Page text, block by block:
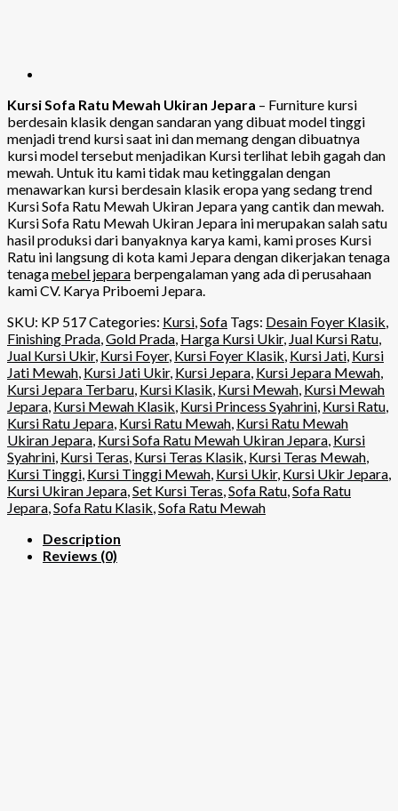
Kursi Sofa Ratu Mewah Ukiran Jepara – Furniture kursi
berdesain klasik dengan sandaran yang dibuat model tinggi
menjadi trend kursi saat ini dan memang dengan dibuatnya
kursi model tersebut menjadikan Kursi terlihat lebih gagah dan
mewah. Untuk itu kami tidak mau ketinggalan dengan
menawarkan kursi berdesain klasik eropa yang sedang trend
Kursi Sofa Ratu Mewah Ukiran Jepara yang cantik dan mewah.
Kursi Sofa Ratu Mewah Ukiran Jepara ini merupakan salah satu
hasil produksi dari banyaknya karya kami, kami proses Kursi
Ratu ini langsung di kota kami Jepara dengan dikerjakan tenaga
tenagamebel jepara berpengalaman yang ada di perusahaan
kami CV. Karya Priboemi Jepara.
SKU: KP 517Categories: Kursi,Sofa Tags: Desain Foyer Klasik,
Finishing Prada,Gold Prada, Harga Kursi Ukir, Jual Kursi Ratu,
Jual Kursi Ukir, Kursi Foyer, Kursi Foyer Klasik, Kursi Jati, Kursi
Jati Mewah, Kursi Jati Ukir, Kursi Jepara, Kursi Jepara Mewah,
Kursi Jepara Terbaru, Kursi Klasik, Kursi Mewah, Kursi Mewah
Jepara, Kursi Mewah Klasik, Kursi Princess Syahrini, Kursi Ratu,
Kursi Ratu Jepara, Kursi Ratu Mewah, Kursi Ratu Mewah
Ukiran Jepara, Kursi Sofa Ratu Mewah Ukiran Jepara, Kursi
Syahrini, Kursi Teras, Kursi Teras Klasik, Kursi Teras Mewah,
Kursi Tinggi, Kursi Tinggi Mewah, Kursi Ukir, Kursi Ukir Jepara,
Kursi Ukiran Jepara,Set Kursi Teras,Sofa Ratu,Sofa Ratu
Jepara,Sofa Ratu Klasik,Sofa Ratu Mewah
Description
Reviews (0)